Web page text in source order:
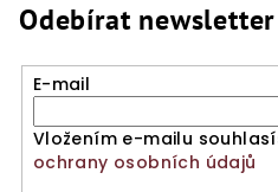
Odebírat newsletter
E-mail
Vložením e-mailu
ochrany osobních údajů